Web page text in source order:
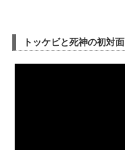
トッケビと死神の初対面